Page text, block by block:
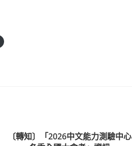
〔轉知〕「2026中文能力測驗中心